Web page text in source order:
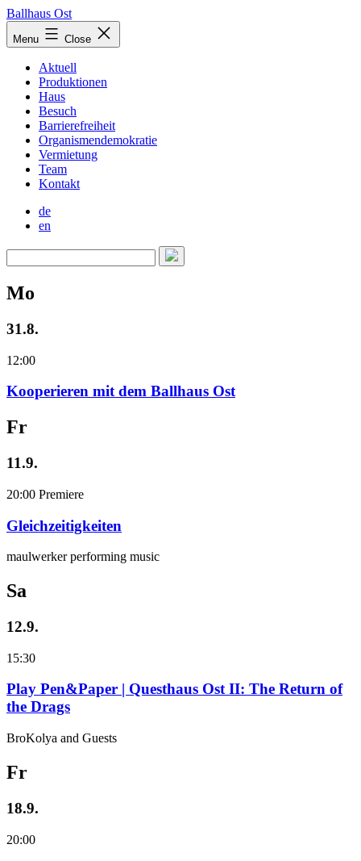
Skip
to
content
Ballhaus Ost
Ballhaus
Ost
Menu Close
Aktuell
Produktionen
Haus
Besuch
Barrierefreiheit
Organismendemokratie
Vermietung
Team
Kontakt
de
en
Mo
31.8.
12:00
Kooperieren mit dem Ballhaus Ost
Fr
11.9.
20:00 Premiere
Gleichzeitigkeiten
maulwerker performing music
Sa
12.9.
15:30
Play Pen&Paper | Questhaus Ost II: The Return of
the Drags
BroKolya and Guests
Fr
18.9.
20:00